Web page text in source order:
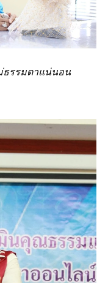
ธรรมดาแน่นอน